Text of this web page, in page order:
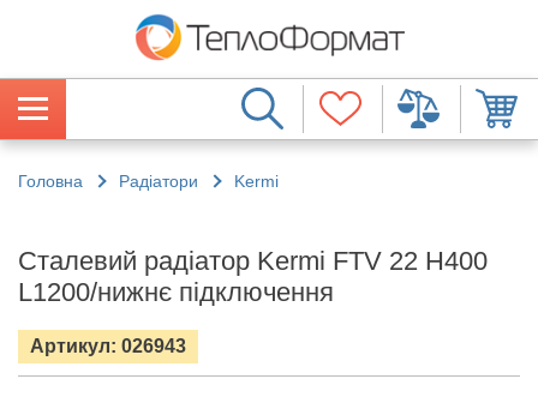
Головна Радіатори Kermi
Сталевий радіатор Kermi FTV 22 H400
L1200/нижнє підключення
Артикул: 026943